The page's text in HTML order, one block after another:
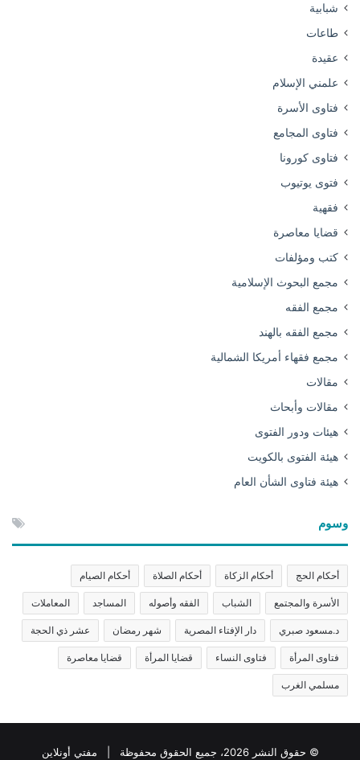
شبابية
طاعات
عقيدة
علمني الإسلام
فتاوى الأسرة
فتاوى المجامع
فتاوى كورونا
فتوى يوتيوب
فقهية
قضايا معاصرة
كتب ومؤلفات
مجمع البحوث الإسلامية
مجمع الفقه
مجمع الفقه بالهند
مجمع فقهاء أمريكا الشمالية
مقالات
مقالات وأبحاث
هيئات ودور الفتوى
هيئة الفتوى بالكويت
هيئة فتاوى الشأن العام
وسوم
أحكام الحج أحكام الزكاة أحكام الصلاة أحكام الصيام
الأسرة والمجتمع الشباب الفقه وأصوله المساجد المعاملات
د.مسعود صبري دار الإفتاء المصرية شهر رمضان عشر ذي الحجة
فتاوى المرأة فتاوى النساء قضايا المرأة قضايا معاصرة
مسلمي الغرب
© حقوق النشر 2026، جميع الحقوق محفوظة | مفتي أونلاين